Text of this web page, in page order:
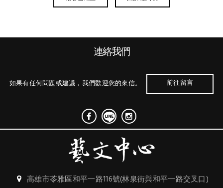
連絡我們
如果有任何問題或建議，我們歡迎您的來信。 前往留言
高雄市苓雅區和平一路116號(林泉街與和平一路交叉口)